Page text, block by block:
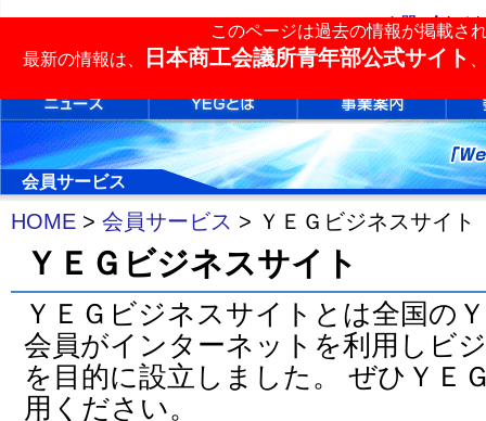
このページは過去の情報が掲載さ
最新の情報は、
日本商工会議所青年部公式サイト
お問い合わせ|
単会検索
HOME > 会員サービス > ＹＥＧビジネスサイト
会員サービス
ＹＥＧビジネスサイト
ＹＥＧビジネスサイトとは全国の
会員がインターネットを利用しビ
を目的に設立しました。 ぜひＹＥ
用ください。